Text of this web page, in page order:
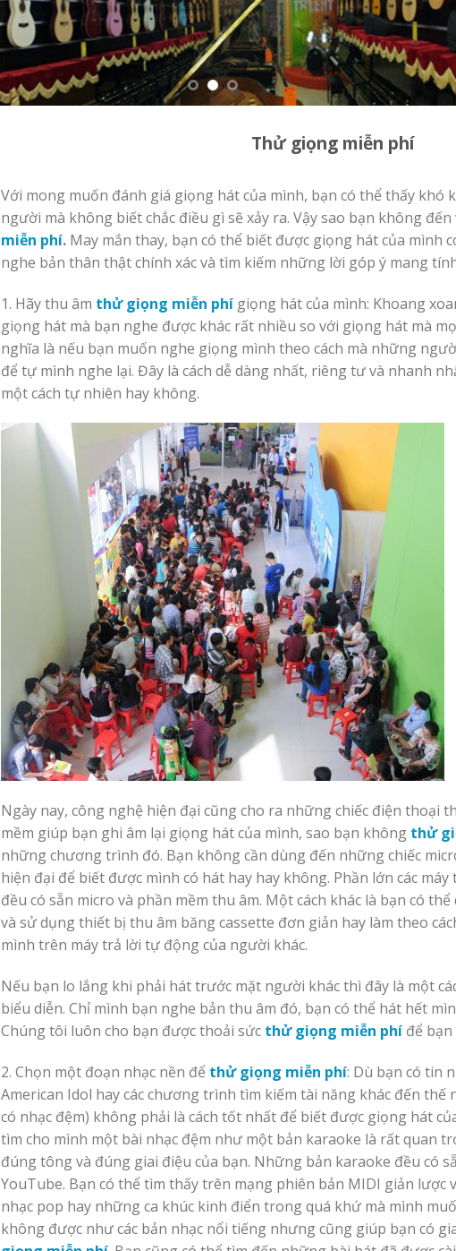
Thử giọng miễn phí
Với mong muốn đánh giá giọng hát của mình, bạn có thể thấy khó
người mà không biết chắc điều gì sẽ xảy ra. Vậy sao bạn không
miễn phí.May mắn thay, bạn có thể biết được giọng hát của mình
nghe bản thân thật chính xác và tìm kiếm những lời góp ý mang
1. Hãy thu âm thử giọng miễn phígiọng hát của mình: Khoang
giọng hát mà bạn nghe được khác rất nhiều so với giọng hát mà
nghĩa là nếu bạn muốn nghe giọng mình theo cách mà những
để tự mình nghe lại. Đây là cách dễ dàng nhất, riêng tư và nhanh
một cách tự nhiên hay không.
Ngày nay, công nghệ hiện đại cũng cho ra những chiếc điện thoại
mềm giúp bạn ghi âm lại giọng hát của mình, sao bạn không thử
những chương trình đó. Bạn không cần dùng đến những chiếc
hiện đại để biết được mình có hát hay hay không. Phần lớn các
đều có sẵn micro và phần mềm thu âm. Một cách khác là bạn có
và sử dụng thiết bị thu âm băng cassette đơn giản hay làm theo
mình trên máy trả lời tự động của người khác.
Nếu bạn lo lắng khi phải hát trước mặt người khác thì đây là một
biểu diễn. Chỉ mình bạn nghe bản thu âm đó, bạn có thể hát hết
Chúng tôi luôn cho bạn được thoải sức thử giọng miễn phíđể bạn
2. Chọn một đoạn nhạc nền để thử giọng miễn phí: Dù bạn có tin
American Idol hay các chương trình tìm kiếm tài năng khác đến thế
có nhạc đệm) không phải là cách tốt nhất để biết được giọng hát
tìm cho mình một bài nhạc đệm như một bản karaoke là rất quan
đúng tông và đúng giai điệu của bạn. Những bản karaoke đều có
YouTube. Bạn có thể tìm thấy trên mạng phiên bản MIDI giản lược
nhạc pop hay những ca khúc kinh điển trong quá khứ mà mình
không được như các bản nhạc nổi tiếng nhưng cũng giúp bạn có